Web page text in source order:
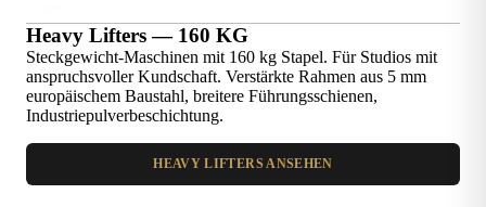
Heavy Lifters — 160 KG
Steckgewicht-Maschinen mit 160 kg Stapel. Für Studios mit
anspruchsvoller Kundschaft. Verstärkte Rahmen aus 5 mm
europäischem Baustahl, breitere Führungsschienen,
Industriepulverbeschichtung.
HEAVY LIFTERS ANSEHEN